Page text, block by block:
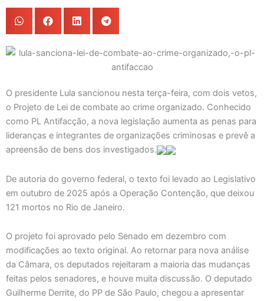
O presidente Lula sancionou nesta terça-feira, com dois vetos,
o Projeto de Lei de combate ao crime organizado. Conhecido
como PL Antifacção, a nova legislação aumenta as penas para
lideranças e integrantes de organizações criminosas e prevê a
apreensão de bens dos investigados.
De autoria do governo federal, o texto foi levado ao Legislativo
em outubro de 2025 após a Operação Contenção, que deixou
121 mortos no Rio de Janeiro.
O projeto foi aprovado pelo Senado em dezembro com
modificações ao texto original. Ao retornar para nova análise
da Câmara, os deputados rejeitaram a maioria das mudanças
feitas pelos senadores, e houve muita discussão. O deputado
Guilherme Derrite, do PP de São Paulo, chegou a apresentar